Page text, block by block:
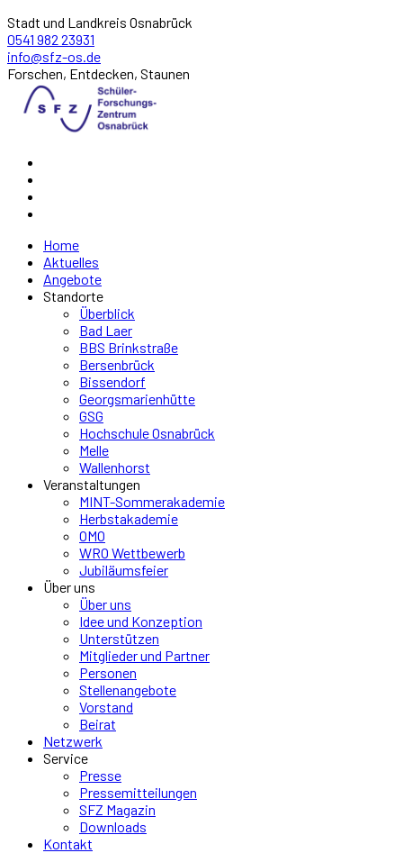
Stadt und Landkreis Osnabrück
0541 982 23931
info@sfz-os.de
Forschen, Entdecken, Staunen
Home
Aktuelles
Angebote
Standorte
Überblick
Bad Laer
BBS Brinkstraße
Bersenbrück
Bissendorf
Georgsmarienhütte
GSG
Hochschule Osnabrück
Melle
Wallenhorst
Veranstaltungen
MINT-Sommerakademie
Herbstakademie
OMO
WRO Wettbewerb
Jubiläumsfeier
Über uns
Über uns
Idee und Konzeption
Unterstützen
Mitglieder und Partner
Personen
Stellenangebote
Vorstand
Beirat
Netzwerk
Service
Presse
Pressemitteilungen
SFZ Magazin
Downloads
Kontakt